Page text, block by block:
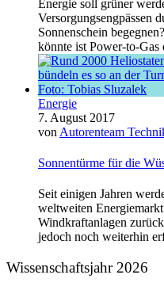
Energie soll grüner
Versorgungsengpässen
Sonnenschein
könnte ist Power-to-Gas
Energie
7. August 2017
von Autorenteam
Sonnentürme für die
Seit einigen Jahren
weltweiten
Windkraftanlagen
jedoch noch weiterhin
Wissenschaftsjahr 2026